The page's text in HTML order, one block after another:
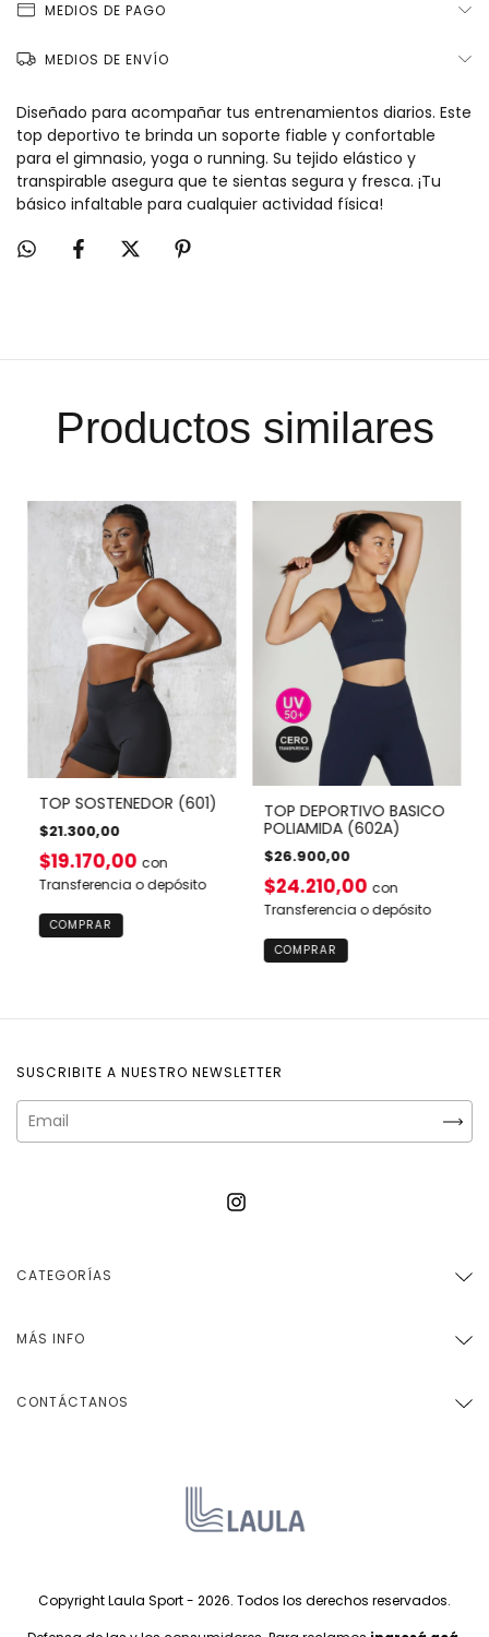
MEDIOS DE PAGO
MEDIOS DE ENVÍO
Diseñado para acompañar tus entrenamientos diarios. Este
top deportivo te brinda un soporte fiable y confortable
para el gimnasio, yoga o running. Su tejido elástico y
transpirable asegura que te sientas segura y fresca. ¡Tu
básico infaltable para cualquier actividad física!
Productos similares
TOP SOSTENEDOR (601)
$21.300,00
$19.170,00 con
Transferencia o depósito
COMPRAR
TOP DEPORTIVO BASICO
POLIAMIDA (602A)
$26.900,00
$24.210,00 con
Transferencia o depósito
COMPRAR
SUSCRIBITE A NUESTRO NEWSLETTER
CATEGORÍAS
MÁS INFO
CONTÁCTANOS
Copyright Laula Sport - 2026. Todos los derechos reservados.